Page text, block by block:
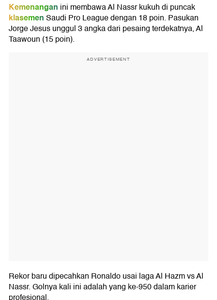
Kemenangan ini membawa Al Nassr kukuh di puncak
klasemenSaudi Pro League dengan 18 poin. Pasukan
Jorge Jesus unggul 3 angka dari pesaing terdekatnya, Al
Taawoun (15 poin).
ADVERTISEMENT
Rekor baru dipecahkan Ronaldo usai laga Al Hazm vs Al
Nassr. Golnya kali ini adalah yang ke-950 dalam karier